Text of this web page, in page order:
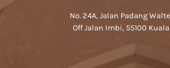
No. 24A, Jalan Padang
Off Jalan Imbi, 55100